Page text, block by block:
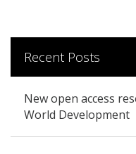
Recent Posts
New open access
World Development